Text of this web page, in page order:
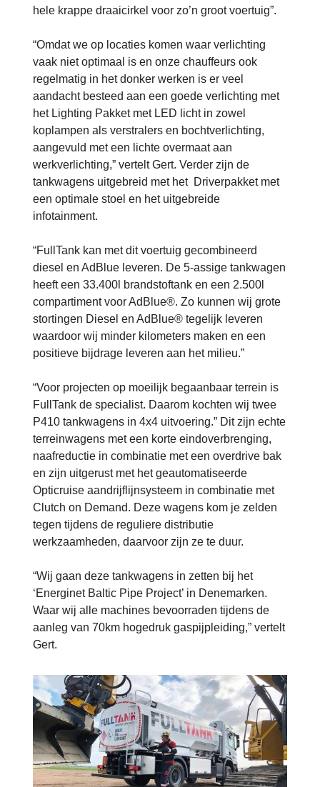
hele krappe draaicirkel voor zo’n groot voertuig”.
“Omdat we op locaties komen waar verlichting
vaak niet optimaal is en onze chauffeurs ook
regelmatig in het donker werken is er veel
aandacht besteed aan een goede verlichting met
het Lighting Pakket met LED licht in zowel
koplampen als verstralers en bochtverlichting,
aangevuld met een lichte overmaat aan
werkverlichting,” vertelt Gert. Verder zijn de
tankwagens uitgebreid met het Driverpakket met
een optimale stoel en het uitgebreide
infotainment.
“FullTank kan met dit voertuig gecombineerd
diesel en AdBlue leveren. De 5-assige tankwagen
heeft een 33.400l brandstoftank en een 2.500l
compartiment voor AdBlue®. Zo kunnen wij grote
stortingen Diesel en AdBlue® tegelijk leveren
waardoor wij minder kilometers maken en een
positieve bijdrage leveren aan het milieu.”
“Voor projecten op moeilijk begaanbaar terrein is
FullTank de specialist. Daarom kochten wij twee
P410 tankwagens in 4x4 uitvoering.” Dit zijn echte
terreinwagens met een korte eindoverbrenging,
naafreductie in combinatie met een overdrive bak
en zijn uitgerust met het geautomatiseerde
Opticruise aandrijflijnsysteem in combinatie met
Clutch on Demand. Deze wagens kom je zelden
tegen tijdens de reguliere distributie
werkzaamheden, daarvoor zijn ze te duur.
“Wij gaan deze tankwagens in zetten bij het
‘Energinet Baltic Pipe Project’ in Denemarken.
Waar wij alle machines bevoorraden tijdens de
aanleg van 70km hogedruk gaspijpleiding,” vertelt
Gert.